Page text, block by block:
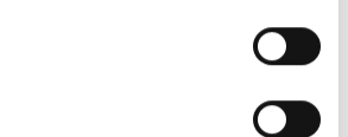
kan ge plats åt